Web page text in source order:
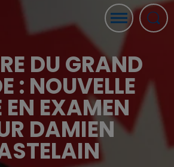
DU GRAND
: NOUVELLE
EN EXAMEN
DAMIEN